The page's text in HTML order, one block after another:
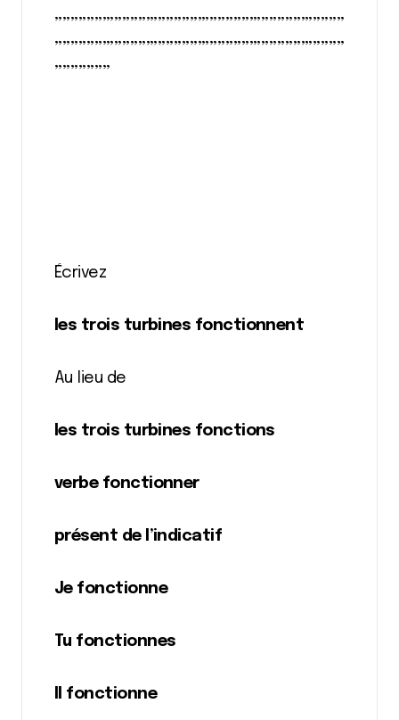
,,,,,,,,,,,,,,,,,,,,,,,,,,,,,,,,,,,,,,,,,,,,,,,,,,,,,,,,,,,,,,,,,,,,,,,,,
,,,,,,,,,,,,,,,,,,,,,,,,,,,,,,,,,,,,,,,,,,,,,,,,,,,,,,,,,,,,,,,,,,,,,,,,,
,,,,,,,,,,,,,,
Écrivez
les trois turbines fonctionnent
Au lieu de
les trois turbines fonctions
verbe fonctionner
présent de l’indicatif
Je fonctionne
Tu fonctionnes
Il fonctionne